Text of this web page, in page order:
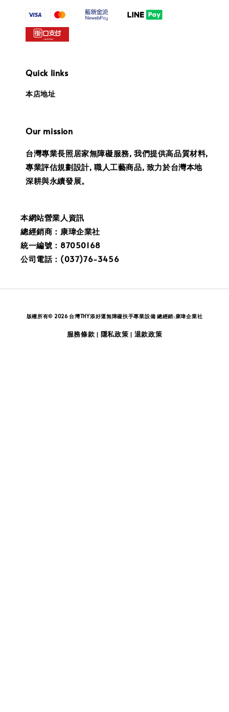
Quick links
本店地址
Our mission
台灣專業長照居家無障礙服務, 我們提供高品質材料,
專業評估規劃設計, 職人工藝商品, 致力於台灣本地
深耕與永續發展。
本網站營業人資訊
總經銷商：康瑋企業社
統一編號：87050168
公司電話：(037)76-3456
版權所有© 2026 台灣THY添好運無障礙扶手專業設備 總經銷:康瑋企業社
服務條款 | 隱私政策 | 退款政策